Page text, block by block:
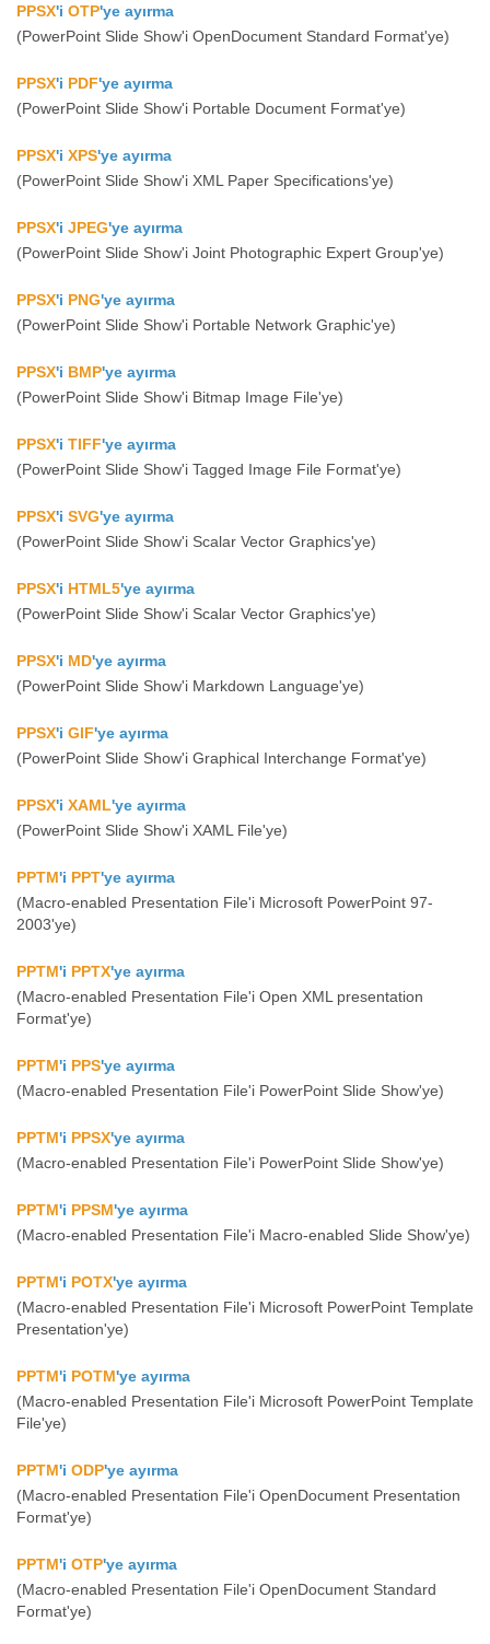
PPSX'i OTP'ye ayırma
(PowerPoint Slide Show'i OpenDocument Standard Format'ye)
PPSX'i PDF'ye ayırma
(PowerPoint Slide Show'i Portable Document Format'ye)
PPSX'i XPS'ye ayırma
(PowerPoint Slide Show'i XML Paper Specifications'ye)
PPSX'i JPEG'ye ayırma
(PowerPoint Slide Show'i Joint Photographic Expert Group'ye)
PPSX'i PNG'ye ayırma
(PowerPoint Slide Show'i Portable Network Graphic'ye)
PPSX'i BMP'ye ayırma
(PowerPoint Slide Show'i Bitmap Image File'ye)
PPSX'i TIFF'ye ayırma
(PowerPoint Slide Show'i Tagged Image File Format'ye)
PPSX'i SVG'ye ayırma
(PowerPoint Slide Show'i Scalar Vector Graphics'ye)
PPSX'i HTML5'ye ayırma
(PowerPoint Slide Show'i Scalar Vector Graphics'ye)
PPSX'i MD'ye ayırma
(PowerPoint Slide Show'i Markdown Language'ye)
PPSX'i GIF'ye ayırma
(PowerPoint Slide Show'i Graphical Interchange Format'ye)
PPSX'i XAML'ye ayırma
(PowerPoint Slide Show'i XAML File'ye)
PPTM'i PPT'ye ayırma
(Macro-enabled Presentation File'i Microsoft PowerPoint 97-
2003'ye)
PPTM'i PPTX'ye ayırma
(Macro-enabled Presentation File'i Open XML presentation
Format'ye)
PPTM'i PPS'ye ayırma
(Macro-enabled Presentation File'i PowerPoint Slide Show'ye)
PPTM'i PPSX'ye ayırma
(Macro-enabled Presentation File'i PowerPoint Slide Show'ye)
PPTM'i PPSM'ye ayırma
(Macro-enabled Presentation File'i Macro-enabled Slide Show'ye)
PPTM'i POTX'ye ayırma
(Macro-enabled Presentation File'i Microsoft PowerPoint Template
Presentation'ye)
PPTM'i POTM'ye ayırma
(Macro-enabled Presentation File'i Microsoft PowerPoint Template
File'ye)
PPTM'i ODP'ye ayırma
(Macro-enabled Presentation File'i OpenDocument Presentation
Format'ye)
PPTM'i OTP'ye ayırma
(Macro-enabled Presentation File'i OpenDocument Standard
Format'ye)